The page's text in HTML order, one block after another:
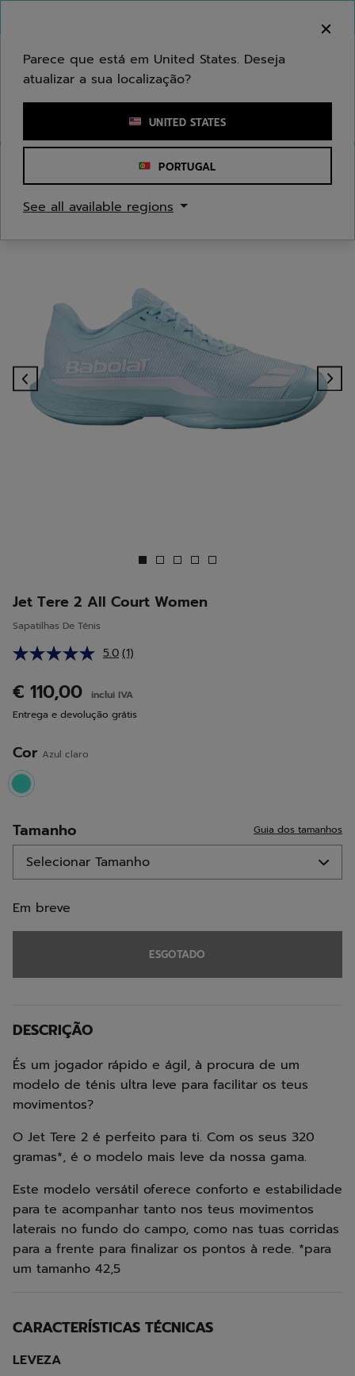
Introduzir uma palavra-chave ou um número de artigo
Previous
Jet Tere 2 All Court Women
Sapatilhas De Ténis
5.0 Leu
Link
para
a
(1)
€ 110,00
inclui IVA
Entrega e devolução grátis
Cor Azul claro
selected
Tamanho Guia dos tamanhos
Em breve
ESGOTADO
DESCRIÇÃO
És um jogador rápido e ágil, à procura de um
modelo de ténis ultra leve para facilitar os teus
movimentos?
O Jet Tere 2 é perfeito para ti. Com os seus 320
gramas*, é o modelo mais leve da nossa gama.
Este modelo versátil oferece conforto e estabilidade
para te acompanhar tanto nos teus movimentos
laterais no fundo do campo, como nas tuas corridas
para a frente para finalizar os pontos à rede. *para
um tamanho 42,5
CARACTERÍSTICAS TÉCNICAS
LEVEZA
Parece que está em United States. Deseja
atualizar a sua localização?
UNITED STATES
PORTUGAL
See all available regions